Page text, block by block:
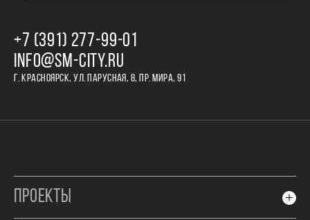
+7 (391) 277‒99‒01
INFO@SM-CITY.RU
Г. КРАСНОЯРСК, УЛ. ПАРУСНАЯ, 8, ПР. МИРА, 91
ПРОЕКТЫ